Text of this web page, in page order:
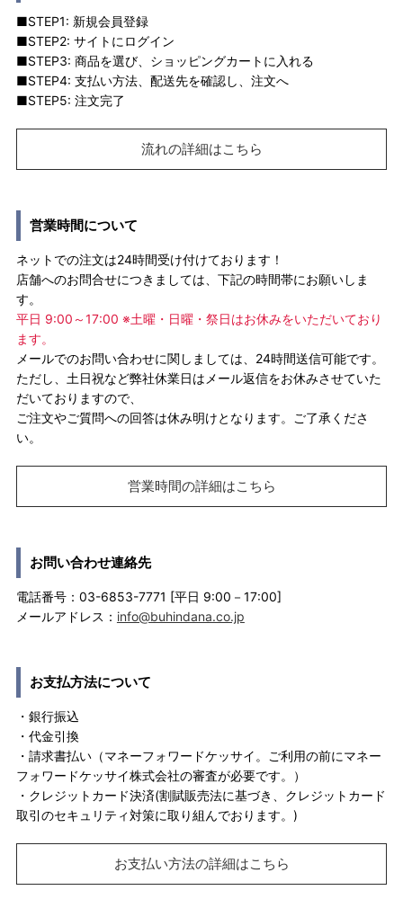
■STEP1: 新規会員登録
■STEP2: サイトにログイン
■STEP3: 商品を選び、ショッピングカートに入れる
■STEP4: 支払い方法、配送先を確認し、注文へ
■STEP5: 注文完了
流れの詳細はこちら
営業時間について
ネットでの注文は24時間受け付けております！
店舗へのお問合せにつきましては、下記の時間帯にお願いしま
す。
平日 9:00～17:00 ※土曜・日曜・祭日はお休みをいただいており
ます。
メールでのお問い合わせに関しましては、24時間送信可能です。
ただし、土日祝など弊社休業日はメール返信をお休みさせていた
だいておりますので、
ご注文やご質問への回答は休み明けとなります。ご了承くださ
い。
営業時間の詳細はこちら
お問い合わせ連絡先
電話番号：03-6853-7771 [平日 9:00－17:00]
メールアドレス： info@buhindana.co.jp
お支払方法について
・銀行振込
・代金引換
・請求書払い（マネーフォワードケッサイ。ご利用の前にマネー
フォワードケッサイ株式会社の審査が必要です。）
・クレジットカード決済(割賦販売法に基づき、クレジットカード
取引のセキュリティ対策に取り組んでおります。)
お支払い方法の詳細はこちら